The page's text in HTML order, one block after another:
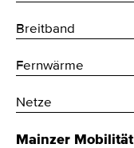
Breitband
Fernwärme
Netze
Mainzer Mobilität